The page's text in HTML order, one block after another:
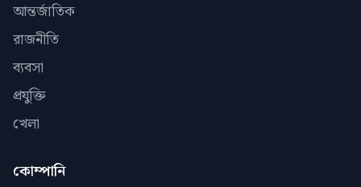
আন্তর্জাতিক
রাজনীতি
ব্যবসা
প্রযুক্তি
খেলা
কোম্পানি